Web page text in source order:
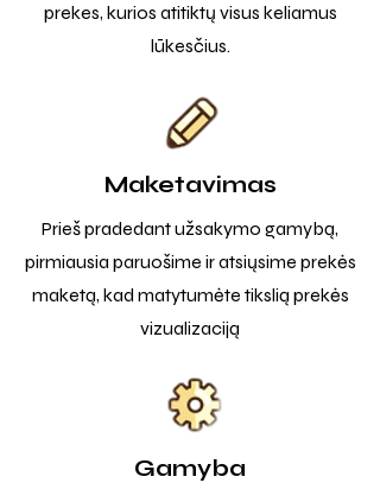
prekes, kurios atitiktų visus keliamus
lūkesčius.
Maketavimas
Prieš pradedant užsakymo gamybą,
pirmiausia paruošime ir atsiųsime prekės
maketą, kad matytumėte tikslią prekės
vizualizaciją
Gamyba